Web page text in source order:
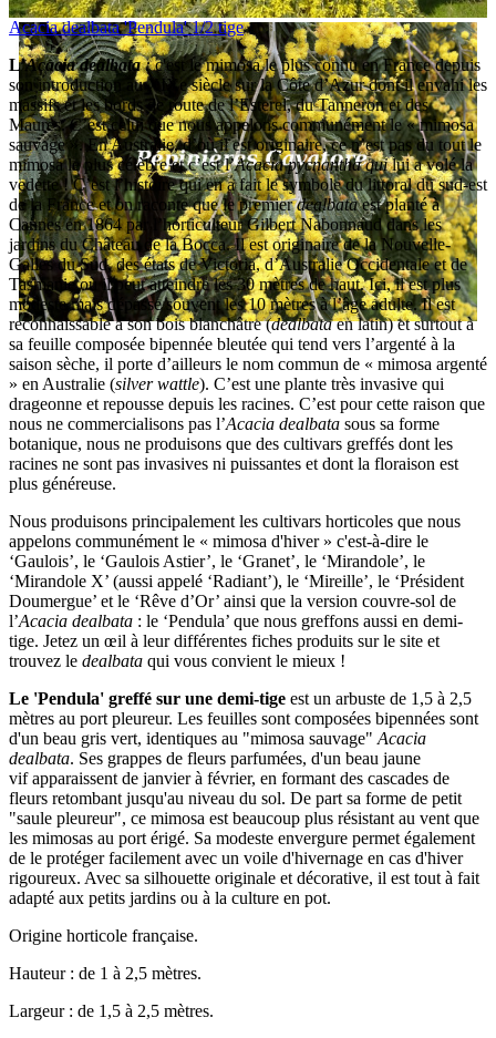
Acacia dealbata 'Pendula' 1/2 tige
L’Acacia dealbata:c'est le mimosa le plus connu en France depuis
son introduction au XIXe siècle sur la Côte d’Azur dont il envahi les
massifs et les bords de route de l’Esterel, du Tanneron et des
Maures. C’est celui que nous appelons communément le « mimosa
sauvage ». En Australie, d’où il est originaire, ce n’est pas du tout le
mimosa le plus célèbre et c’est l’Acacia pycnantha quilui a volé la
vedette ! C’est l’histoire qui en a fait le symbole du littoral du sud-est
de la France et on raconte que le premierdealbataest planté à
Cannes en 1864 par l’horticulteur Gilbert Nabonnaud dans les
jardins du Château de la Bocca. Il est originaire de la Nouvelle-
Galles du Sud, des états de Victoria, d’Australie Occidentale et de
Tasmanie où il peut atteindre les 30 mètres de haut. Ici, il est plus
modeste mais dépasse souvent les 10 mètres à l’âge adulte. Il est
reconnaissable à son bois blanchâtre (dealbataen latin) et surtout à
sa feuille composée bipennée bleutée qui tend vers l’argenté à la
saison sèche, il porte d’ailleurs le nom commun de « mimosa argenté
» en Australie (silver wattle). C’est une plante très invasive qui
drageonne et repousse depuis les racines. C’est pour cette raison que
nous ne commercialisons pas l’Acacia dealbata sous sa forme
botanique, nous ne produisons que des cultivars greffés dont les
racines ne sont pas invasives ni puissantes et dont la floraison est
plus généreuse.
Nous produisons principalement les cultivars horticoles que nous
appelons communément le « mimosa d'hiver » c'est-à-dire le
‘Gaulois’, le ‘Gaulois Astier’, le ‘Granet’, le ‘Mirandole’, le
‘Mirandole X’ (aussi appelé ‘Radiant’), le ‘Mireille’, le ‘Président
Doumergue’ et le ‘Rêve d’Or’ ainsi que la version couvre-sol de
l’Acacia dealbata : le ‘Pendula’ que nous greffons aussi en demi-
tige. Jetez un œil à leur différentes fiches produits sur le site et
trouvez le dealbata qui vous convient le mieux !
Le 'Pendula' greffé sur une demi-tige est un arbuste de 1,5 à 2,5
mètres au port pleureur. Les feuilles sont composées bipennées sont
d'un beau gris vert, identiques au "mimosa sauvage" Acacia
dealbata. Ses grappes de fleurs parfumées, d'un beau jaune
vif apparaissent de janvier à février, en formant des cascades de
fleurs retombant jusqu'au niveau du sol. De part sa forme de petit
"saule pleureur", ce mimosa est beaucoup plus résistant au vent que
les mimosas au port érigé. Sa modeste envergure permet également
de le protéger facilement avec un voile d'hivernage en cas d'hiver
rigoureux. Avec sa silhouette originale et décorative, il est tout à fait
adapté aux petits jardins ou à la culture en pot.
Origine horticole française.
Hauteur : de 1 à 2,5 mètres.
Largeur : de 1,5 à 2,5 mètres.